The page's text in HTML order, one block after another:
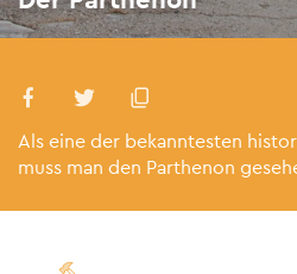
Als eine der bekanntesten
muss man den Parthenon